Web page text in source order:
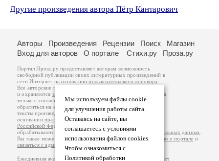
Другие произведения автора Пётр Кантарович
Мы используем файлы cookie
для улучшения работы сайта.
Оставаясь на сайте, вы
соглашаетесь с условиями
использования файлов cookies.
Чтобы ознакомиться с
Политикой обработки
Авторы Произведения Рецензии Поиск
Магазин
Вход для авторов
О портале Стихи.ру Проза.ру
Портал Проза.ру предоставляет авторам возможность
свободной публикации своих литературных произведений в
сети Интернет на основаниипользовательского договора
Все авторские права на произведения принадлежат авторам
и охраняются законом
. Перепечатка произведений возможна
только с согласия его автора, к которому вы можете
обратиться на его авторской странице. Ответственность за
тексты произведений авторы несут самостоятельно на
основанииправил публикацииизаконодательства
Российской Федерации
обрабатываются на основанииПолитики обработки персональных данных
Вы также можете посмотреть более подробнуюинформацию о портале и
связаться с администрацией
Ежедневная аудитория портала Проза.ру – порядка 100 тысяч